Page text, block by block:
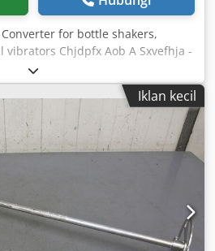
Converter for bottle shakers,
Chjdpfx Aob A Sxvefhja -
length: approx. 6 m - Weight:
Iklan kecil